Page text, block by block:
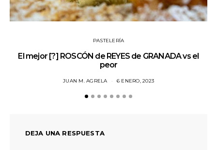
PASTELERÍA
El mejor [?] ROSCÓN de REYES de GRANADA vs el
peor
JUAN M. AGRELA 6 ENERO, 2023
DEJA UNA RESPUESTA